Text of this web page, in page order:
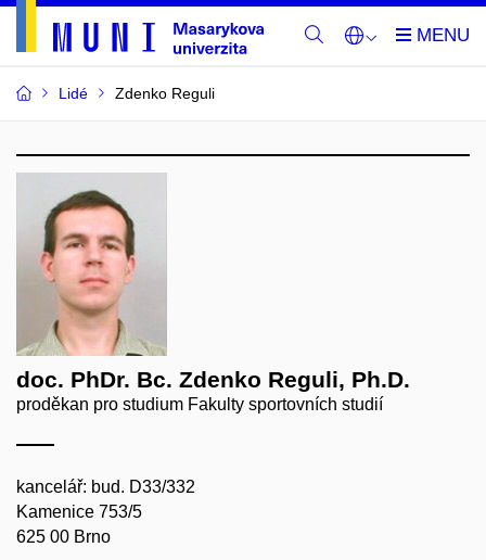
Lidé Zdenko Reguli
doc. PhDr. Bc. Zdenko Reguli, Ph.D.
proděkan pro studium Fakulty sportovních studií
kancelář: bud. D33/332
Kamenice 753/5
625 00 Brno